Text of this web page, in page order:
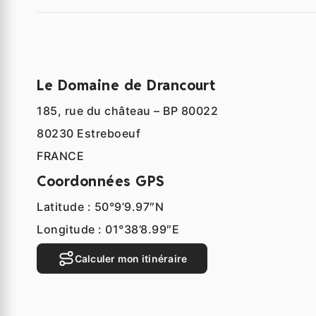
Le Domaine de Drancourt
185, rue du château – BP 80022
80230 Estreboeuf
FRANCE
Coordonnées GPS
Latitude : 50°9’9.97″N
Longitude : 01°38’8.99″E
Calculer mon itinéraire